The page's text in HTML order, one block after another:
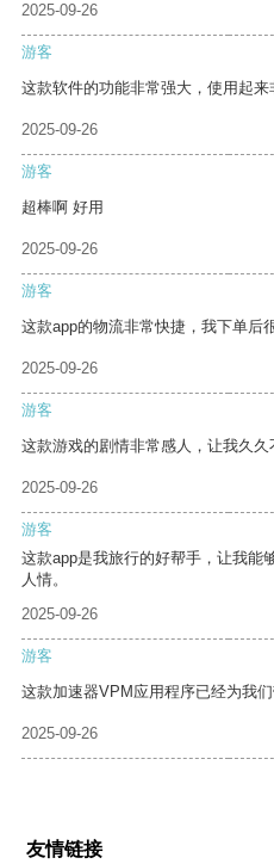
2025-09-26
游客
这款软件的功能非常强大，使用起来
2025-09-26
游客
超棒啊 好用
2025-09-26
游客
这款app的物流非常快捷，我下单后
2025-09-26
游客
这款游戏的剧情非常感人，让我久久
2025-09-26
游客
这款app是我旅行的好帮手，让我能
人情。
2025-09-26
游客
这款加速器VPM应用程序已经为我
2025-09-26
友情链接